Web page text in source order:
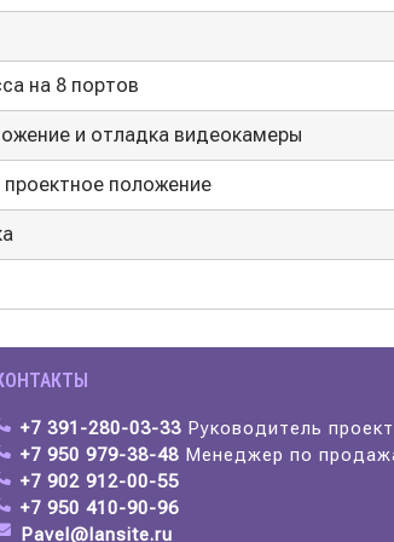
на 8 портов
и отладка видеокамеры
положение
+7 391-280-03-33 Руководитель
+7 950 979-38-48 Менеджер по
+7 902 912-00-55
+7 950 410-90-96
Pavel@lansite.ru